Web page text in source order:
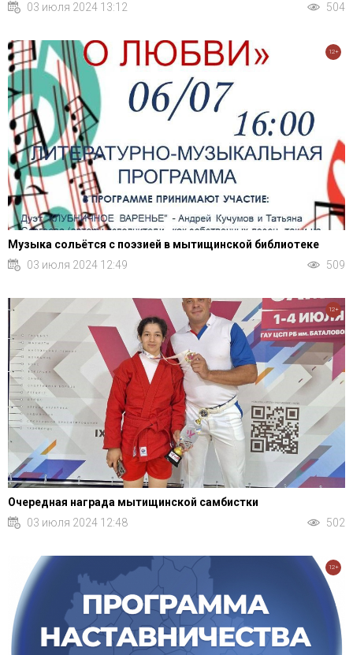
03 июля 2024 13:12
504
Музыка сольётся с поэзией в мытищинской библиотеке
03 июля 2024 12:49
509
12+
Очередная награда мытищинской самбистки
03 июля 2024 12:48
502
12+
12+